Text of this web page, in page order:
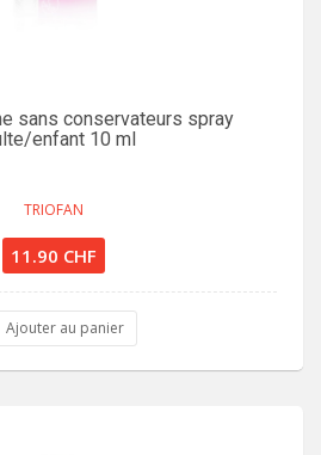
sans conservateurs spray
enfant 10 ml
TRIOFAN
11.90 CHF
Ajouter au panier